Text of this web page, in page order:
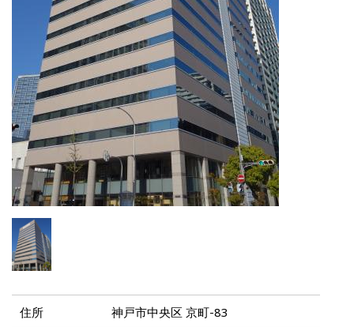
住所 神戸市中央区 京町-83